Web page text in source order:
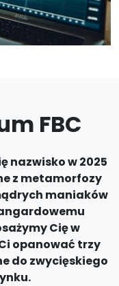
FBC
nazwisko w 2025
z metamorfozy
maniaków
Cię w
opanować trzy
do zwycięskiego